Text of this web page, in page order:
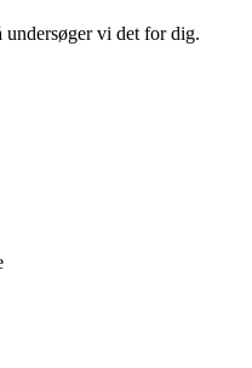
vi det for dig.